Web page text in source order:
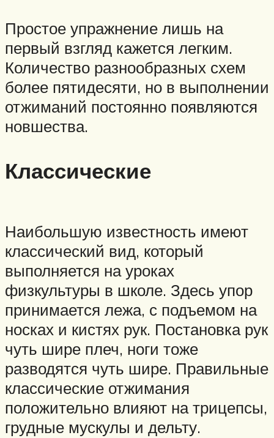
Простое упражнение лишь на
первый взгляд кажется легким.
Количество разнообразных схем
более пятидесяти, но в выполнении
отжиманий постоянно появляются
новшества.
Классические
Наибольшую известность имеют
классический вид, который
выполняется на уроках
физкультуры в школе. Здесь упор
принимается лежа, с подъемом на
носках и кистях рук. Постановка рук
чуть шире плеч, ноги тоже
разводятся чуть шире. Правильные
классические отжимания
положительно влияют на трицепсы,
грудные мускулы и дельту.